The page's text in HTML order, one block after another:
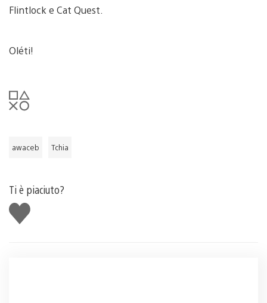
Flintlock e Cat Quest.
Oléti!
awaceb Tchia
Ti è piaciuto?
Mi
piace